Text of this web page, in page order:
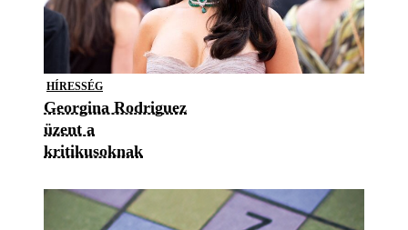
HÍRESSÉG
Georgina Rodriguez
üzent a
kritikusoknak